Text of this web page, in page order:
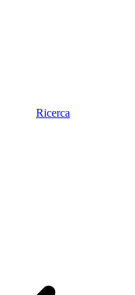
Ricerca